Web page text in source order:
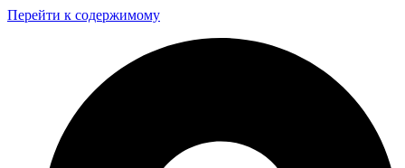
Перейти к содержимому